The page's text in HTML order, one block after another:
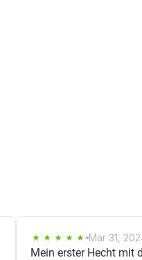
Mar 31,
Mein erster Hecht mit